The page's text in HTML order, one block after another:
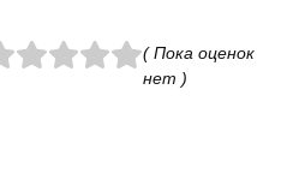
( Пока оценок
нет )